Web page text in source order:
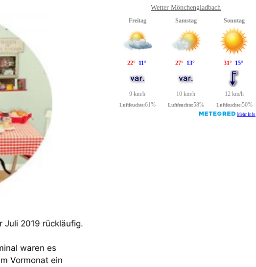
Juli 2019 rückläufig.
waren es
Vormonat ein
Wetter Mönchengladbach